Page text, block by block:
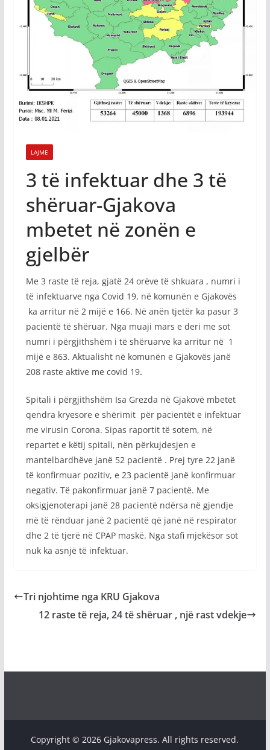
LAJME
3 të infektuar dhe 3 të
shëruar-Gjakova
mbetet në zonën e
gjelbër
Me 3 raste të reja, gjatë 24 orëve të shkuara , numri i
të infektuarve nga Covid 19, në komunën e Gjakovës
ka arritur në 2 mijë e 166. Në anën tjetër ka pasur 3
pacientë të shëruar. Nga muaji mars e deri me sot
numri i përgjithshëm i të shëruarve ka arritur në 1
mijë e 863. Aktualisht në komunën e Gjakovës janë
208 raste aktive me covid 19.
Spitali i përgjithshëm Isa Grezda në Gjakovë mbetet
qendra kryesore e shërimit për pacientët e infektuar
me virusin Corona. Sipas raportit të sotem, në
repartet e këtij spitali, nën përkujdesjen e
mantelbardhëve janë 52 pacientë . Prej tyre 22 janë
të konfirmuar pozitiv, e 23 pacientë janë konfirmuar
negativ. Të pakonfirmuar janë 7 pacientë. Me
oksigjenoterapi janë 28 pacientë ndërsa në gjendje
më të rënduar janë 2 pacientë që janë në respirator
dhe 2 të tjerë në CPAP maskë. Nga stafi mjekësor sot
nuk ka asnjë të infektuar.
Tri njohtime nga KRU Gjakova
12 raste të reja, 24 të shëruar , një rast vdekje
Copyright © 2026 Gjakovapress. All rights reserved.